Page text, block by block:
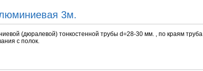
3м.
(дюралевой) тонкостенной трубы d=28-30 мм. , по краям труба
с полок.